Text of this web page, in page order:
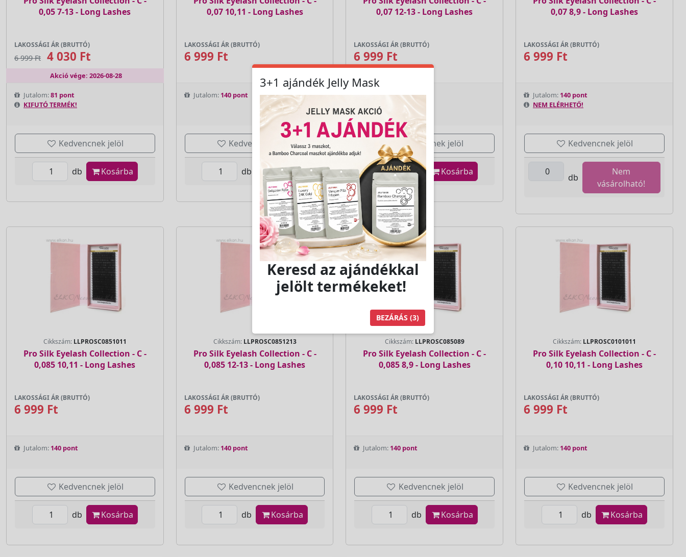
0,05 7-13 - Long Lashes
LAKOSSÁGI ÁR (BRUTTÓ)
6 999 Ft 4 030 Ft
Akció vége: 2026-08-28
Jutalom:81 pont
KIFUTÓ TERMÉK!
Kedvencnek jelöl
db Kosárba
0,07 10,11 - Long Lashes
LAKOSSÁGI ÁR (BRUTTÓ)
6 999 Ft
Jutalom: 140 pont
Kedvencnek jelöl
db Kosárba
0,07 12-13 - Long Lashes
LAKOSSÁGI ÁR (BRUTTÓ)
6 999 Ft
Jutalom:140 pont
Kedvencnek jelöl
db Kosárba
0,07 8,9 - Long Lashes
LAKOSSÁGI ÁR (BRUTTÓ)
6 999 Ft
Jutalom: 140 pont
NEM ELÉRHETŐ!
Kedvencnek jelöl
db
Nem
vásárolható!
Cikkszám: LLPROSC0851011
Pro Silk Eyelash Collection - C -
0,085 10,11 - Long Lashes
LAKOSSÁGI ÁR (BRUTTÓ)
6 999 Ft
Jutalom: 140 pont
Kedvencnek jelöl
db Kosárba
Cikkszám: LLPROSC0851213
Pro Silk Eyelash Collection - C -
0,085 12-13 - Long Lashes
LAKOSSÁGI ÁR (BRUTTÓ)
6 999 Ft
Jutalom: 140 pont
Kedvencnek jelöl
db Kosárba
Cikkszám: LLPROSC085089
Pro Silk Eyelash Collection - C -
0,085 8,9 - Long Lashes
LAKOSSÁGI ÁR (BRUTTÓ)
6 999 Ft
Jutalom: 140 pont
Kedvencnek jelöl
db Kosárba
Cikkszám: LLPROSC0101011
Pro Silk Eyelash Collection - C -
0,10 10,11 - Long Lashes
LAKOSSÁGI ÁR (BRUTTÓ)
6 999 Ft
Jutalom: 140 pont
Kedvencnek jelöl
db Kosárba
3+1 ajándék Jelly Mask
Keresd az ajándékkal
jelölt termékeket!
BEZÁRÁS (2)